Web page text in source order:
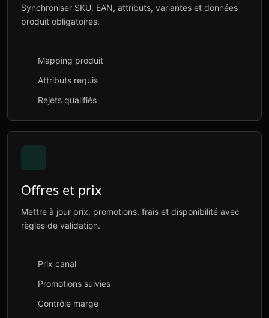
Synchroniser SKU, EAN, attributs, variantes et données
produit obligatoires.
Mapping produit
Attributs requis
Rejets qualifiés
Offres et prix
Mettre à jour prix, promotions, frais et disponibilité avec
règles de validation.
Prix canal
Promotions suivies
Contrôle marge